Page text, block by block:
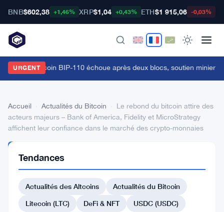
BNB$602,38 +1,46% XRP$1,04 +0,43% ETH$1 915,06 -0,03%
URGENT
fourche bitcoin BIP-110 échoue après deux blocs, soutien minier à
Accueil Actualités du Bitcoin
Le rebond du bitcoin attire des
acteurs majeurs – Bank of America, Fidelity et MicroStrategy
affichent leur confiance dans le marché des crypto-monnaies
DU BITCOIN
rebond
Tendances
Actualités des Altcoins
Actualités du Bitcoin
Litecoin (LTC)
DeFi & NFT
USDC (USDC)